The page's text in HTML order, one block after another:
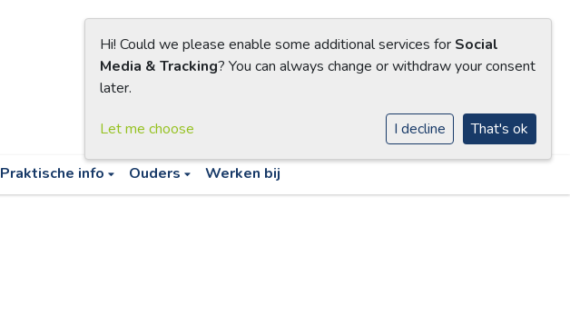
Praktische info Ouders Werken bij
Hi! Could we please enable some additional services for Social
Media & Tracking? You can always change or withdraw your consent
later.
Let me choose I decline That's ok